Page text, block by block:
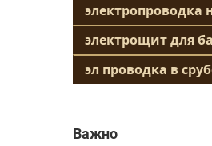
электропроводка
электрощит для
эл проводка в
Важно